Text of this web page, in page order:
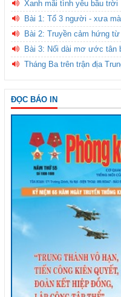
Xanh mãi tình yêu bầu trời
Bài 1: Tổ 3 người - xưa
Bài 2: Truyền cảm hứng
Bài 3: Nối dài mơ ước tân
Tháng Ba trên trận địa
ĐỌC BÁO IN